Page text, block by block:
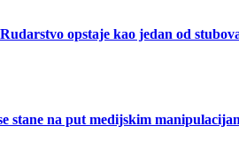
opstaje kao jedan od
stane na put medijskim